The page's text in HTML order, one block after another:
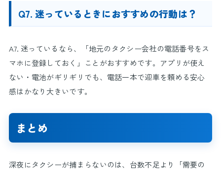
Q7. 迷っているときにおすすめの行動は？
A7. 迷っているなら、「地元のタクシー会社の電話番号をス
マホに登録しておく」ことがおすすめです。アプリが使え
ない・電池がギリギリでも、電話一本で迎車を頼める安心
感はかなり大きいです。
まとめ
深夜にタクシーが捕まらないのは、台数不足より「需要の